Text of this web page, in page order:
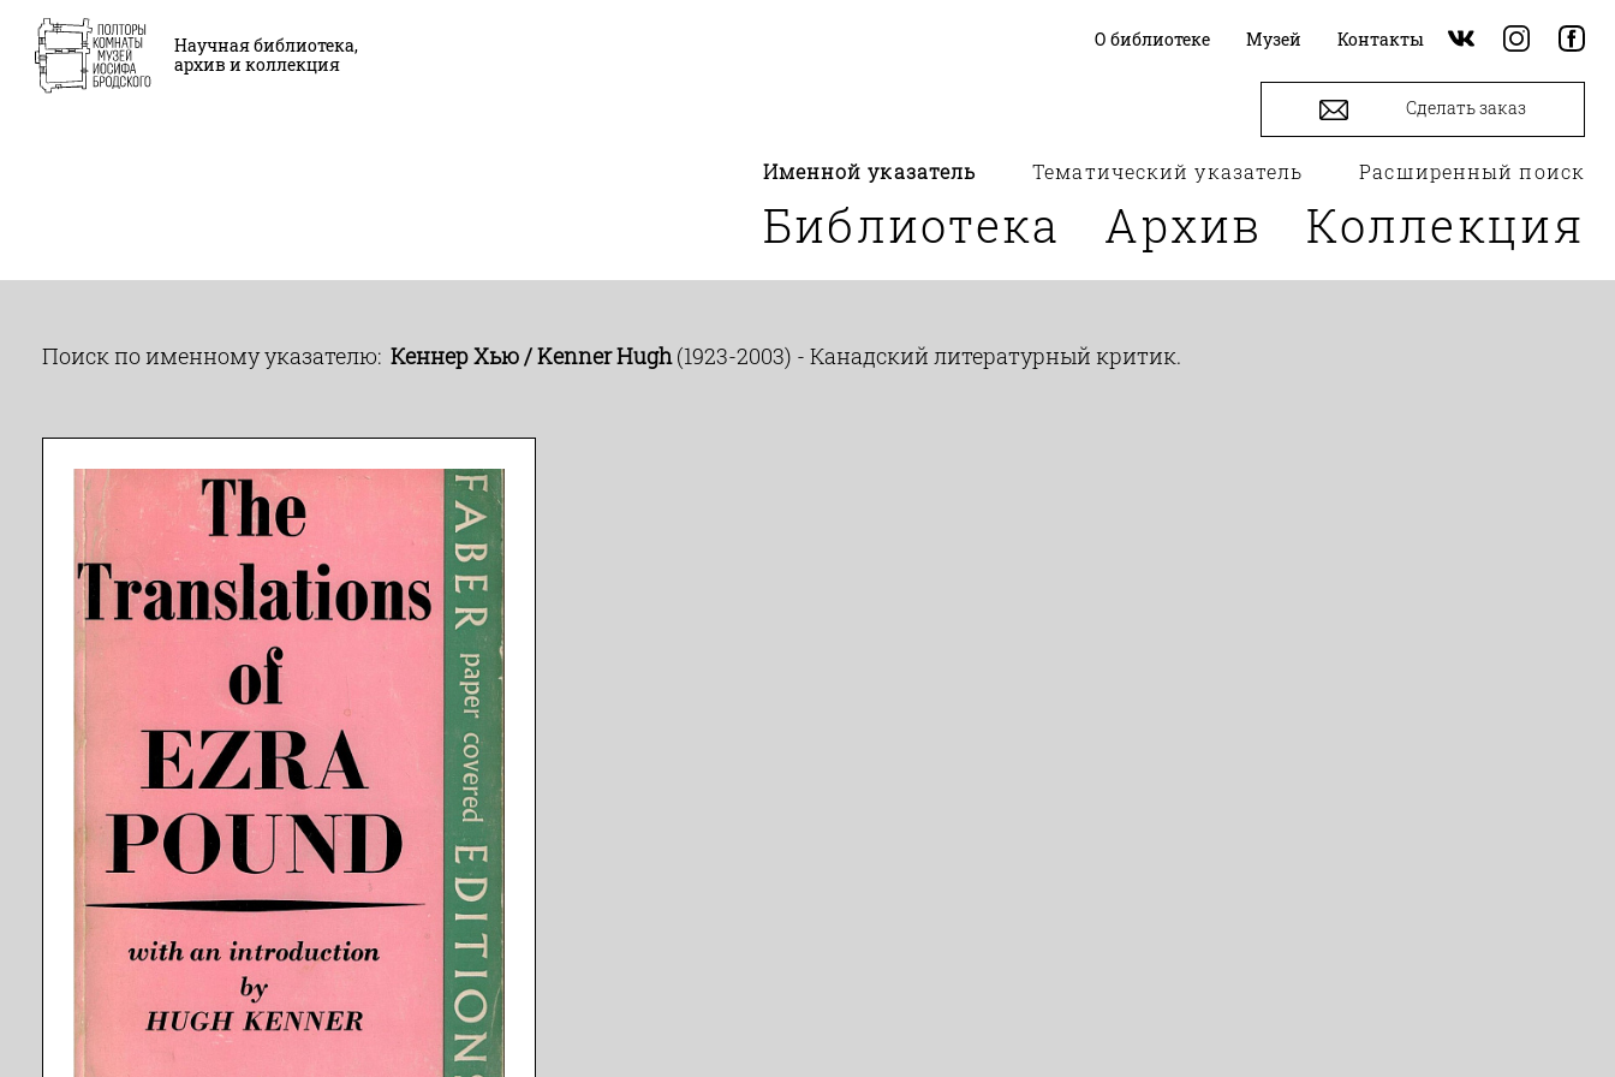
Научная библиотека,
архив и коллекция
О библиотеке Музей Контакты
Именной указатель Тематический указатель Расширенный поиск
Сделать заказ
Библиотека Архив Коллекция
Поиск по именному указателю: Кеннер Хью / Kenner Hugh(1923-2003) - Канадский литературный критик.